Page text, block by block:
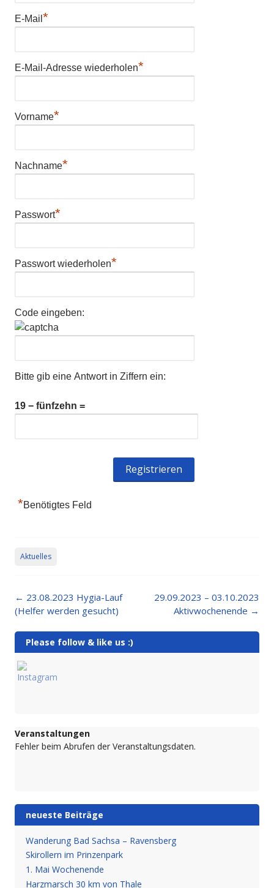
E-Mail *
E-Mail-Adresse wiederholen*
Vorname*
Nachname*
Passwort*
Passwort wiederholen*
Code eingeben:
Bitte gib eine Antwort in Ziffern ein:
19 − fünfzehn =
*Benötigtes Feld
Aktuelles
Post
navigation
← 23.08.2023 Hygia-Lauf
(Helfer werden gesucht)
29.09.2023 – 03.10.2023
Aktivwochenende →
Please follow & like us :)
Veranstaltungen
Fehler beim Abrufen der Veranstaltungsdaten.
neueste Beiträge
Wanderung Bad Sachsa – Ravensberg
Skirollern im Prinzenpark
1. Mai Wochenende
Harzmarsch 30 km von Thale